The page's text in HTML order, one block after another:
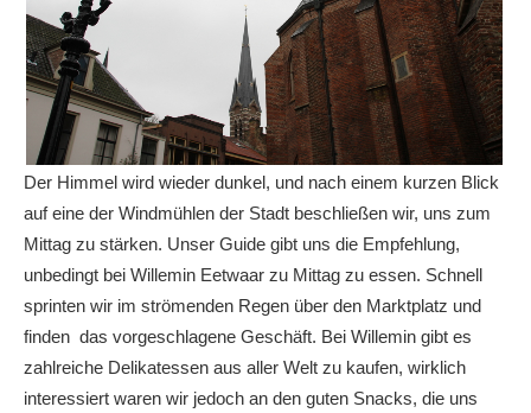
Der Himmel wird wieder dunkel, und nach einem kurzen Blick
auf eine der Windmühlen der Stadt beschließen wir, uns zum
Mittag zu stärken. Unser Guide gibt uns die Empfehlung,
unbedingt bei Willemin Eetwaar zu Mittag zu essen. Schnell
sprinten wir im strömenden Regen über den Marktplatz und
finden das vorgeschlagene Geschäft. Bei Willemin gibt es
zahlreiche Delikatessen aus aller Welt zu kaufen, wirklich
interessiert waren wir jedoch an den guten Snacks, die uns